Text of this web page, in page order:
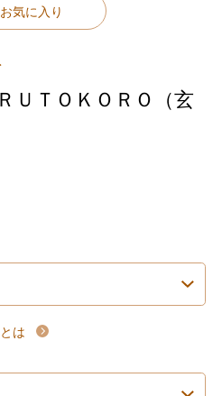
お気に入り
ＴＯＫＯＲＯ（玄
は